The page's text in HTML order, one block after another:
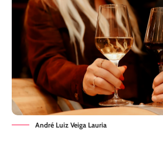
André Luiz Veiga Lauria